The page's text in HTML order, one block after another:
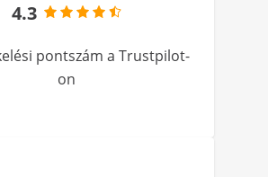
4.3
pontszám a Trustpilot-
on